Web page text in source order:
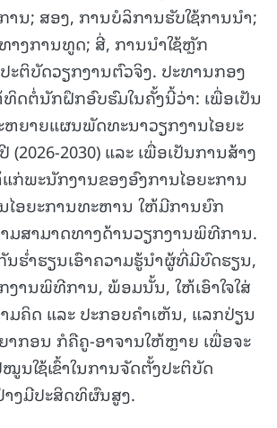
ນ; ສອງ, ການບໍລິການຮັບໃຊ້ການນໍາ;
າງການທູດ; ສີ່, ການນໍາໃຊ້ຫຼັກ
ຕິບັດວຽກງານຕົວຈິງ. ປະທານກອງ
ທິດຕໍ່ນັກຝຶກອົບຮົມໃນຄັ້ງນີ້ວ່າ: ເພື່ອເປັນ
ຍາຍແຜນພັດທະນາວຽກງານໄອຍະ
(2026-2030) ແລະ ເພື່ອເປັນການສ້າງ
ແກ່ພະນັກງານຂອງອົງການໄອຍະການ
ໄອຍະການທະຫານ ໃຫ້ມີການຍົກ
ມສາມາດທາງດ້ານວຽກງານພິທີການ.
ຮ່ຳຮຽນເອົາຄວາມຮູ້ນຳຜູ້ທີ່ມີບົດຮຽນ,
ງານພິທີການ, ພ້ອມນັ້ນ, ໃຫ້ເອົາໃຈໃສ່
ມຄິດ ແລະ ປະກອບຄໍາເຫັນ, ແລກປ່ຽນ
າກອນ ກໍຄືຄູ-ອາຈານໃຫ້ຫຼາຍ ເພື່ອຈະ
ນໃຊ້ເຂົ້າໃນການຈັດຕັ້ງປະຕິບັດ
າງມີປະສິດທິຜົນສູງ.